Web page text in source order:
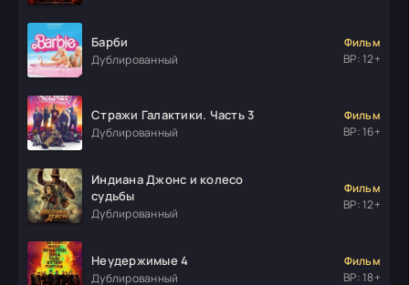
Барби
Дублированный
Фильм
ВР: 12+
Стражи Галактики. Часть 3
Дублированный
Фильм
ВР: 16+
Индиана Джонс и колесо
судьбы
Дублированный
Фильм
ВР: 12+
Неудержимые 4
Дублированный
Фильм
ВР: 18+